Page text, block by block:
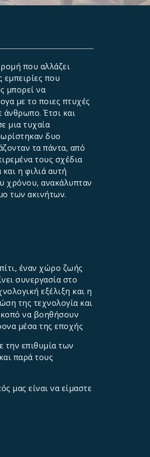
που αλλάζει
που
μπορεί να
με το ποιες πτυχές
άνθρωπο. Έτσι και
μια τυχαία
δυο
τα πάντα, από
τους σχέδια
η φιλιά αυτή
χρόνου, ανακάλυπταν
των ακινήτων.
έναν χώρο ζωής
συνεργασία στο
εξέλιξη και η
της τεχνολογία και
να βοηθήσουν
μέσα της εποχής
την επιθυμία των
παρά τους
μας είναι να είμαστε